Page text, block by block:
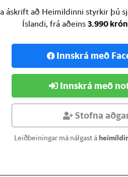
áskrift að Heimildinni styrkir þú
Íslandi, frá aðeins3.990
Innskrá með
Innskrá með
Stofna
Leiðbeiningar má nálgast á